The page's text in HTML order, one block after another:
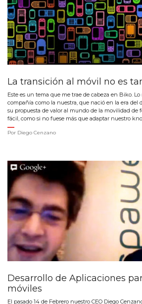
La transición al móvil no es
Este es un tema que me trae de cabeza en Biko. Lo
compañía como la nuestra, que nació en la era del
su propuesta de valor al mundo de la movilidad de
fácil, como si no fuese más que adaptar nuestro
Por Diego Cenzano
Desarrollo de Aplicaciones
móviles
El pasado 14 de Febrero nuestro CEO Diego